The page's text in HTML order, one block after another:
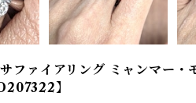
ファイアリング ミャンマー
】